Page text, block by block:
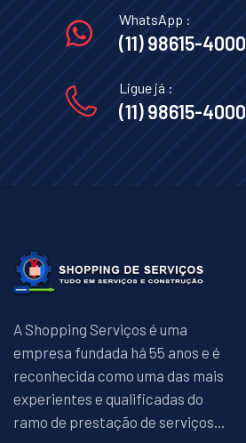
WhatsApp :
(11) 98615-4000
Ligue já :
(11) 98615-4000
A Shopping Serviços é uma
empresa fundada há 55 anos e é
reconhecida como uma das mais
experientes e qualificadas do
ramo de prestação de serviços...